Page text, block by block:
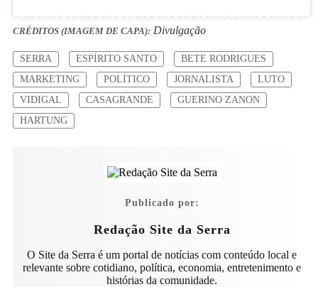
CRÉDITOS (IMAGEM DE CAPA):Divulgação
SERRA ESPÍRITO SANTO
BETE RODRIGUES
MARKETING
POLÍTICO JORNALISTA
LUTO
VIDIGAL
CASAGRANDE
GUERINO ZANON
HARTUNG
Publicado por:
Redação Site da Serra
O Site da Serra é um portal de notícias com conteúdo local e
relevante sobre cotidiano, política, economia, entretenimento e
histórias da comunidade.